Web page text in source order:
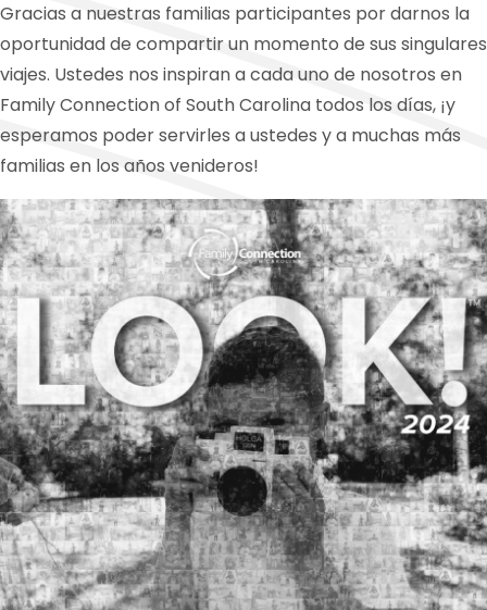
Gracias a nuestras familias participantes por darnos la
oportunidad de compartir un momento de sus singulares
viajes. Ustedes nos inspiran a cada uno de nosotros en
Family Connection of South Carolina todos los días, ¡y
esperamos poder servirles a ustedes y a muchas más
familias en los años venideros!